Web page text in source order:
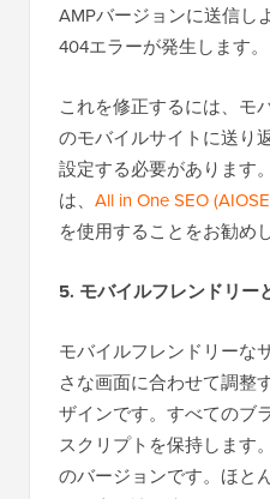
AMPバージョンに送信し
404エラーが発生します。
これを修正するには、モ
のモバイルサイトに送り
設定する必要があります
は、 All in One SEO
を使用することをお勧め
5. モバイルフレンドリー
モバイルフレンドリーな
さな画面に合わせて調整
ザインです。すべてのブ
スクリプトを保持します
のバージョンです。ほと